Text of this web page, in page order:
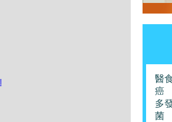
醫
癌
多
菌